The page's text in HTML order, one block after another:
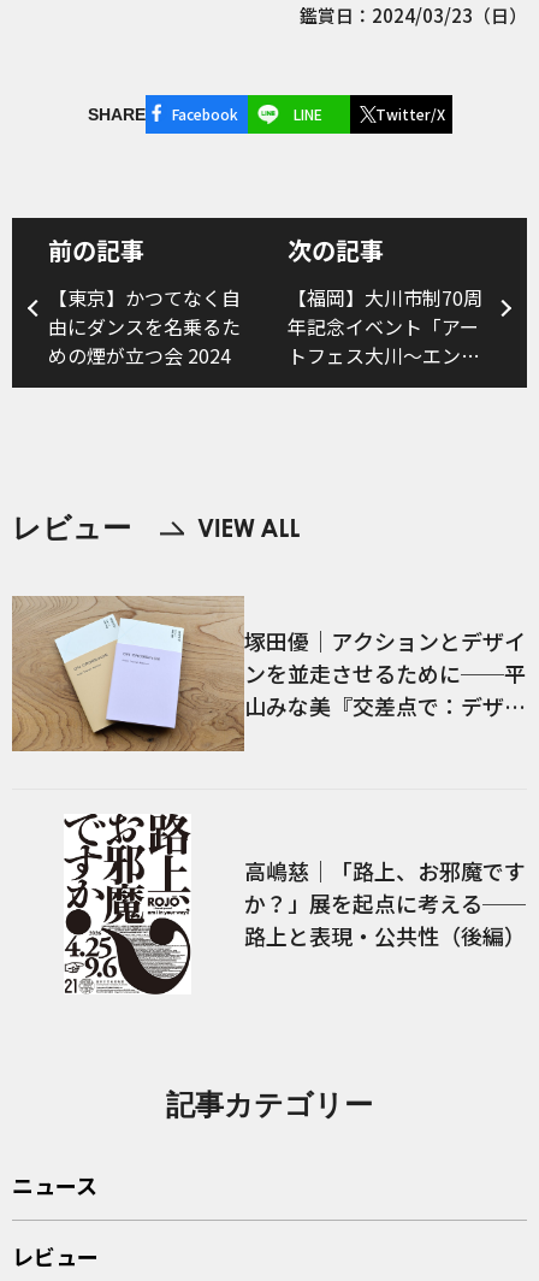
鑑賞日：2024/03/23（日）
SHARE Facebook LINE Twitter/X
前の記事
【東京】かつてなく自
由にダンスを名乗るた
めの煙が立つ会 2024
次の記事
【福岡】大川市制70周
年記念イベント「アー
トフェス大川～エンジ
ョイ町並み美術館～」
レビュー
塚田優｜アクションとデザイ
ンを並走させるために──平
山みな美『交差点で：デザイ
ン、言語、経験』／前編
高嶋慈｜「路上、お邪魔です
か？」展を起点に考える──
路上と表現・公共性（後編）
記事カテゴリー
ニュース
レビュー